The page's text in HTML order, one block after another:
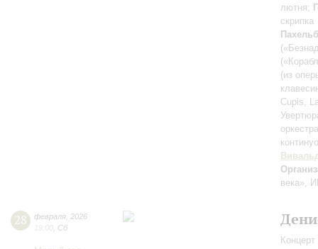
лютня;
скрипка
(из
Cupis,
века»,
28 февраля 2026
19:00 Сб